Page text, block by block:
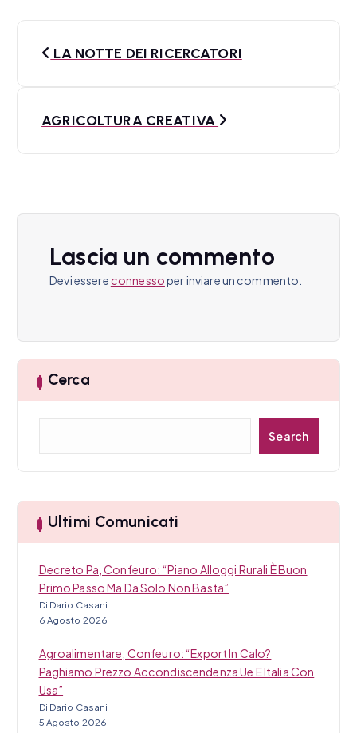
z
e
c
o
LA NOTTE DEI RICERCATORI
AGRICOLTURA CREATIVA
Lascia un commento
Devi essereconnessoper inviare un commento.
Cerca
a
Search
Ultimi Comunicati
Decreto Pa, Confeuro: “Piano Alloggi Rurali È Buon
Primo Passo Ma Da Solo Non Basta”
Di Dario Casani
6 Agosto 2026
Agroalimentare, Confeuro: “Export In Calo?
Paghiamo Prezzo Accondiscendenza Ue E Italia Con
Usa”
Di Dario Casani
5 Agosto 2026